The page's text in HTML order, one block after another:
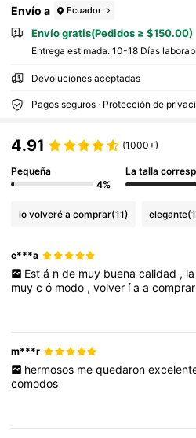
Envío a Ecuador
Envío gratis(Pedidos ≥ $150.00)
Entrega estimada: 10-18 Días
Devoluciones aceptadas
Pagos seguros · Protección de
4.91 (1000+)
Pequeña
4%
La talla
lo volveré a comprar(11) elegante
e***a
Est á n de muy buena calidad , la
muycó modo ,volver íaacomprar
m***r
hermosos me quedaron
comodos